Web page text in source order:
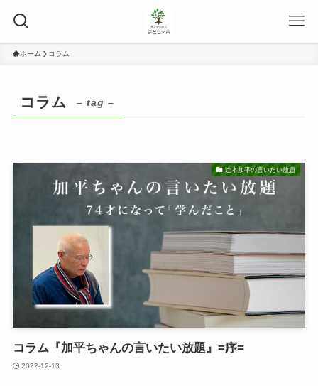
ホーム コラム
コラム – tag –
辻本加平の言いたい放題
コラム『加平ちゃんの言いたい放題』=序=
2022-12-13